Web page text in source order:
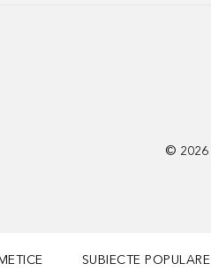
© 2026
SUBIECTE POPULARE